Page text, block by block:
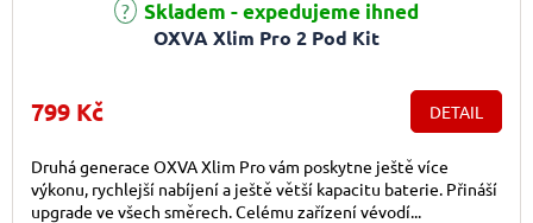
OXVA Xlim Pro 2 Pod Kit
Skladem - expedujeme ihned
799 Kč DETAIL
Druhá generace OXVA Xlim Pro vám poskytne ještě více
výkonu, rychlejší nabíjení a ještě větší kapacitu baterie. Přináší
upgrade ve všech směrech. Celému zařízení vévodí...